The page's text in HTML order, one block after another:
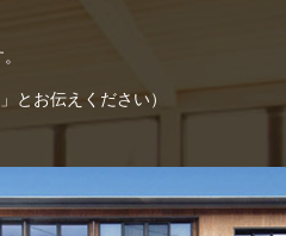
とお伝えください）